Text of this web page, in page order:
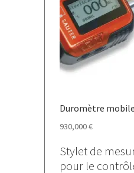
Duromètre
930,000€
Stylet de
pour le